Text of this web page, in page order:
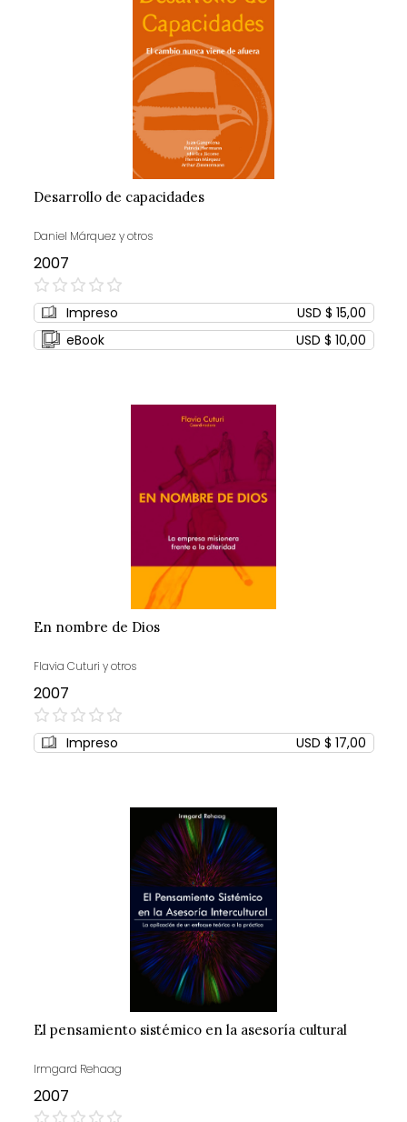
Desarrollo de capacidades
Daniel Márquez y otros
2007
0%
Impreso
USD $ 15,00
eBook
USD $ 10,00
En nombre de Dios
Flavia Cuturi y otros
2007
0%
Impreso USD $ 17,00
El pensamiento sistémico en la asesoría cultural
Irmgard Rehaag
2007